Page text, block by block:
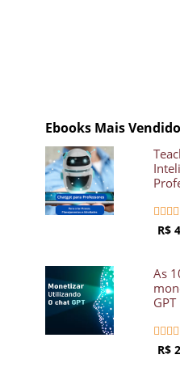
Ebooks Mais
   
R$
As
GPT
   
R$